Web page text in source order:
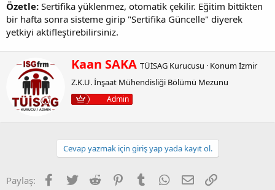
Özetle: Sertifika yüklenmez, otomatik çekilir. Eğitim bittikten
bir hafta sonra sisteme girip "Sertifika Güncelle" diyerek
yetkiyi aktifleştirebilirsiniz.
W
r
i
t
t
n
b
y
Kaan SAKA TÜİSAG Kurucusu · Konumİzmir
Z.K.U. İnşaat Mühendisliği Bölümü Mezunu
Admin
Cevap yazmak için giriş yap yada kayıt ol.
Paylaş: Facebook
Twitter Reddit PinterestTumblr WhatsApp
E-posta